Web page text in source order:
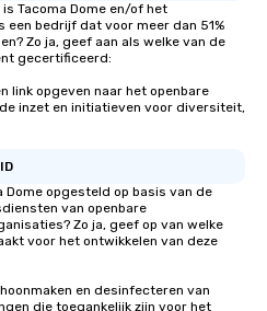
Tacoma Dome en/of het
bedrijf dat voor meer dan 51%
Zo ja, geef aan als welke van de
gecertificeerd:
link opgeven naar het openbare
inzet en initiatieven voor diversiteit,
Dome opgesteld op basis van de
van openbare
Zo ja, geef op van welke
voor het ontwikkelen van deze
en desinfecteren van
die toegankelijk zijn voor het